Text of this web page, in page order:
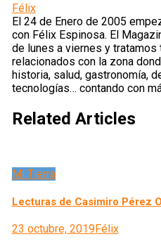
Félix
El 24 de Enero de 2005
con Félix Espinosa. El
de lunes a viernes y
relacionados con la zona
historia, salud, gastronomía,
tecnologías… contando con
Related Articles
Mi Tierra
Lecturas de Casimiro Pérez
23 octubre, 2019Félix